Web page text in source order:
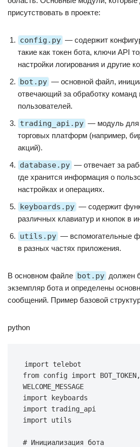
присутствовать в проекте:
config.py — содержит
такие как токен бота, ключи API
настройки логирования и другие
bot.py — основной файл,
отвечающий за обработку
пользователей.
trading_api.py — модуль для
торговых платформ (например,
акций).
database.py — отвечает за
где хранится информация о
настройках и операциях.
keyboards.py — содержит
различных клавиатур и кнопок в
utils.py — вспомогательные
в разных частях приложения.
В основном файле bot.py должен
экземпляр бота и определены
сообщений. Пример базовой
python
import
from config import BOT_TOKEN,
import
import
import utils
# Инициализация бота